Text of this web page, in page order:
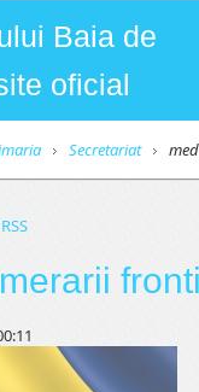
Baia de
oficial
Secretariat